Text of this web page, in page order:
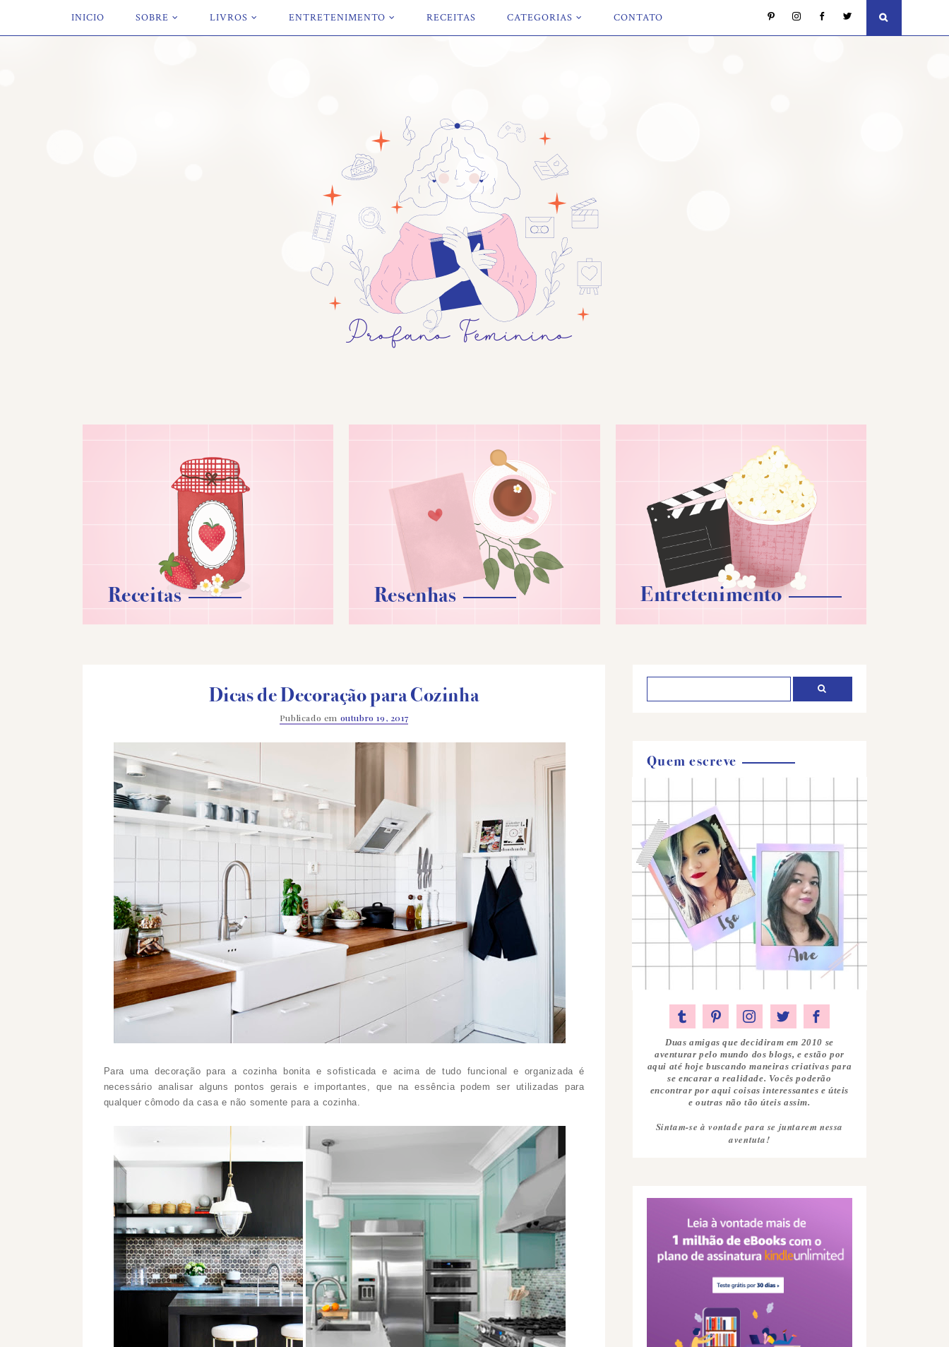
INICIO SOBRE LIVROS ENTRETENIMENTO RECEITAS CATEGORIAS CONTATO
Receitas Resenhas Entretenimento
Dicas de Decoração para Cozinha
Publicado em outubro 19, 2017
Para uma decoração para a cozinha bonita e sofisticada e acima de tudo funcional e organizada é
necessário analisar alguns pontos gerais e importantes, que na essência podem ser utilizadas para
qualquer cômodo da casa e não somente para a cozinha.
Quem escreve
Duas amigas que decidiram em 2010 se
aventurar pelo mundo dos blogs, e estão por
aqui até hoje buscando maneiras criativas para
se encarar a realidade. Vocês poderão
encontrar por aqui coisas interessantes e úteis
e outras não tão úteis assim.
Sintam-se à vontade para se juntarem nessa
aventuta!